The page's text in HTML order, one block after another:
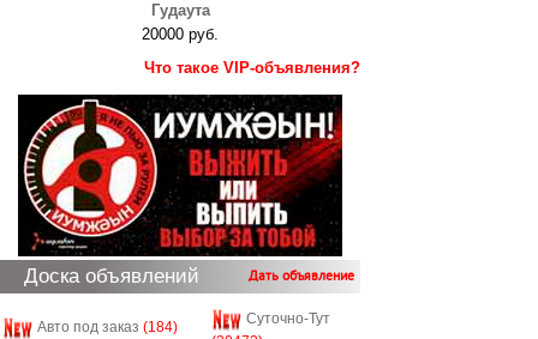
Гудаута
20000 руб.
Что такое VIP-объявления?
Доска объявлений Дать объявление
Авто под заказ (184)
Суточно-Тут